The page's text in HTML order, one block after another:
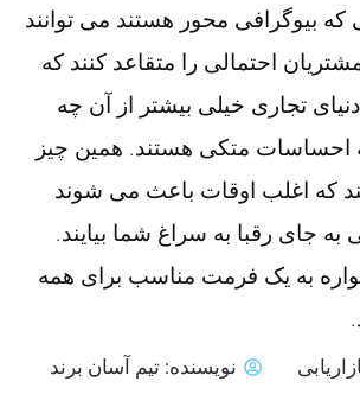
که بیوگرافی محور هستند می توانند
مشتریان احتمالی را متقاعد کنند که
تجاری خیلی بیشتر از آن چه
احساسات متکی هستند. همین چیز
که اغلب اوقات باعث می شوند
به جای رقبا به سراغ شما بیایند.
به یک فرمت مناسب برای همه
نویسنده: تیم آسان برند